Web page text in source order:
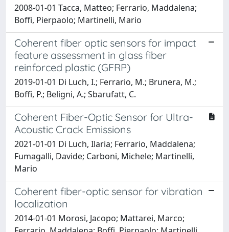
2008-01-01 Tacca, Matteo; Ferrario, Maddalena;
Boffi, Pierpaolo; Martinelli, Mario
Coherent fiber optic sensors for impact
feature assessment in glass fiber
reinforced plastic (GFRP)
2019-01-01 Di Luch, I.; Ferrario, M.; Brunera, M.;
Boffi, P.; Beligni, A.; Sbarufatt, C.
Coherent Fiber-Optic Sensor for Ultra-
Acoustic Crack Emissions
2021-01-01 Di Luch, Ilaria; Ferrario, Maddalena;
Fumagalli, Davide; Carboni, Michele; Martinelli,
Mario
Coherent fiber-optic sensor for vibration
localization
2014-01-01 Morosi, Jacopo; Mattarei, Marco;